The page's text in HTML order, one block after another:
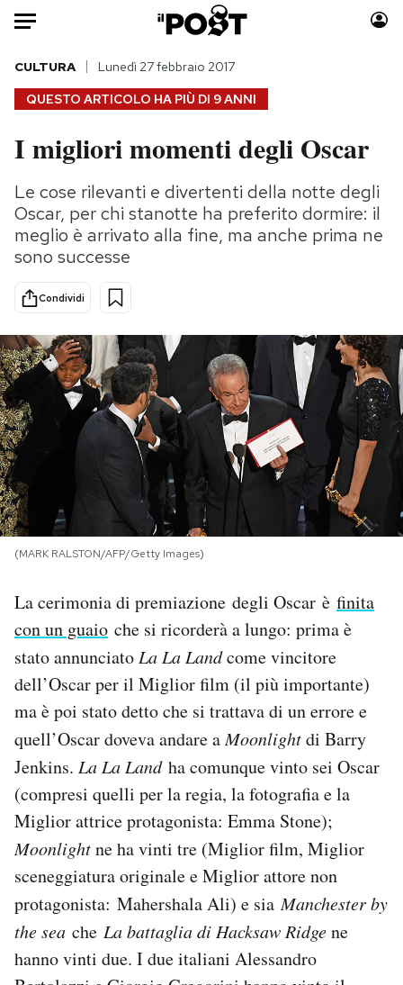
Auto
HOME
Italia
Politica
Tecnologia
Internet
Scienza
Cultura
Economia
Sport
Moda
Consumismi
Storie/Idee
Altrecose
Mondiali calcio 2026
PODCAST
NEWSLETTER
I MIEI PREFERITI
CALENDARIO
AREA PERSONALE
Area Personale
Newsletter
Notifiche mobile
Regala il Post
Hai bisogno di aiuto?
Esci
QUESTO ARTICOLO HA PIÙ DI 9 ANNI
CULTURA Lunedì 27 febbraio 2017
I migliori momenti degli Oscar
Le cose rilevanti e divertenti della notte degli
Oscar, per chi stanotte ha preferito dormire: il
meglio è arrivato alla fine, ma anche prima ne
sono successe
Condividi
(MARK RALSTON/AFP/Getty Images)
La cerimonia di premiazione degli Oscar è finita
con un guaio che si ricorderà a lungo: prima è
stato annunciatoLa La Landcome vincitore
dell’Oscar per il Miglior film (il più importante)
ma è poi stato detto che si trattava di un errore e
quell’Oscar doveva andare aMoonlightdi Barry
Jenkins. La La Land ha comunque vinto sei Oscar
(compresi quelli per la regia, la fotografia e la
Miglior attrice protagonista: Emma Stone);
Moonlightne ha vinti tre (Miglior film, Miglior
sceneggiatura originale e Miglior attore non
protagonista: Mahershala Ali) e siaManchester by
the sea che La battaglia di Hacksaw Ridgene
hanno vinti due. I due italiani Alessandro